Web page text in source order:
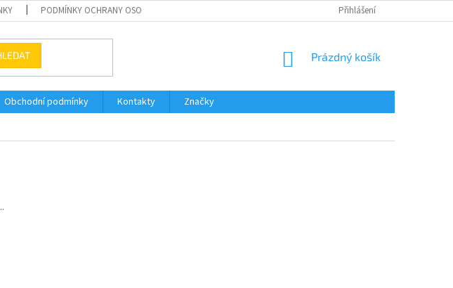
PODMÍNKY OCHRANY OSOBNÍCH ÚDAJŮ Přihlášení
NÁKUPNÍ
Prázdný košík
Obchodní podmínky Kontakty
Značky